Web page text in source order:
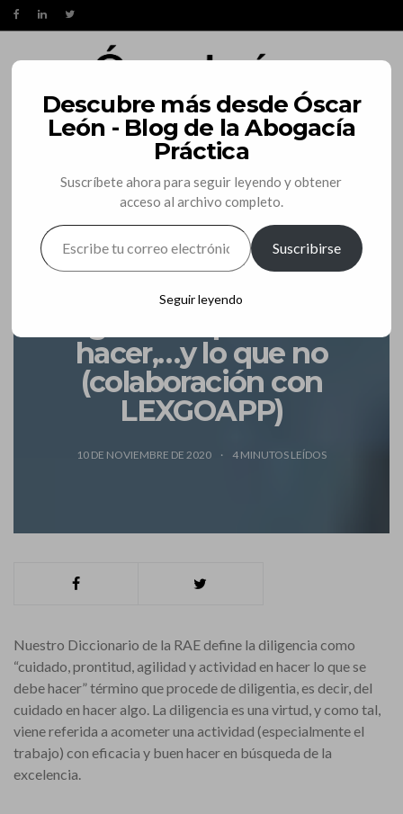
AVISO BLOG MI PROFESIÓN
La diligencia del
hacer,…y lo que no
(colaboración con
LEXGOAPP)
10 DE NOVIEMBRE DE 2020 4 MINUTOS LEÍDOS
Nuestro Diccionario de la RAE define la diligencia como
“cuidado, prontitud, agilidad y actividad en hacer lo que se
debe hacer” término que procede de diligentia, es decir, del
cuidado en hacer algo. La diligencia es una virtud, y como tal,
viene referida a acometer una actividad (especialmente el
trabajo) con eficacia y buen hacer en búsqueda de la
excelencia.
Descubre más desde Óscar
León - Blog de la Abogacía
Práctica
Suscríbete ahora para seguir leyendo y obtener
acceso al archivo completo.
ESCRIBE
TU
CORREO
Suscribirse
Seguir leyendo